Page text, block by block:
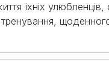
їхніх